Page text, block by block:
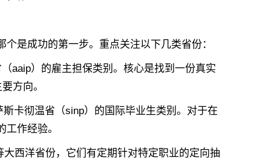
成功的第一步。重点关注以下几类省份：
）的雇主担保类别。核心是找到一份真实
方向。
彻温省（sinp）的国际毕业生类别。对于在
作经验。
洋省份，它们有定期针对特定职业的定向抽